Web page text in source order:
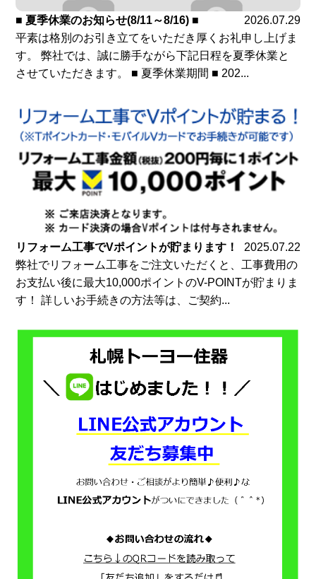
■ 夏季休業のお知らせ(8/11～8/16) ■
2026.07.29
平素は格別のお引き立てをいただき厚くお礼申し上げま
す。 弊社では、誠に勝手ながら下記日程を夏季休業と
させていただきます。 ■ 夏季休業期間 ■ 202...
リフォーム工事でVポイントが貯まります！
2025.07.22
弊社でリフォーム工事をご注文いただくと、工事費用の
お支払い後に最大10,000ポイントのV-POINTが貯まりま
す！ 詳しいお手続きの方法等は、ご契約...